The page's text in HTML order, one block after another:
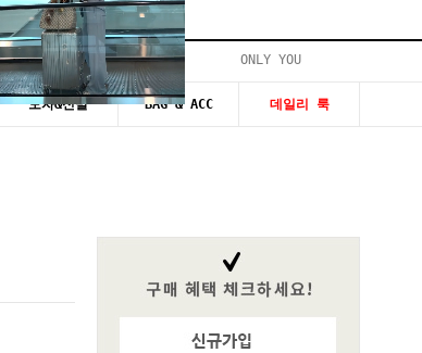
시즌20~50%세일 ONLY YOU
모자&신발 BAG & ACC 데일리 룩